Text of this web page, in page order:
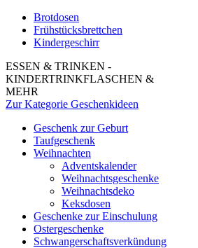
Brotdosen
Frühstücksbrettchen
Kindergeschirr
ESSEN & TRINKEN -
KINDERTRINKFLASCHEN &
MEHR
Zur Kategorie Geschenkideen
Geschenk zur Geburt
Taufgeschenk
Weihnachten
Adventskalender
Weihnachtsgeschenke
Weihnachtsdeko
Keksdosen
Geschenke zur Einschulung
Ostergeschenke
Schwangerschaftsverkündung